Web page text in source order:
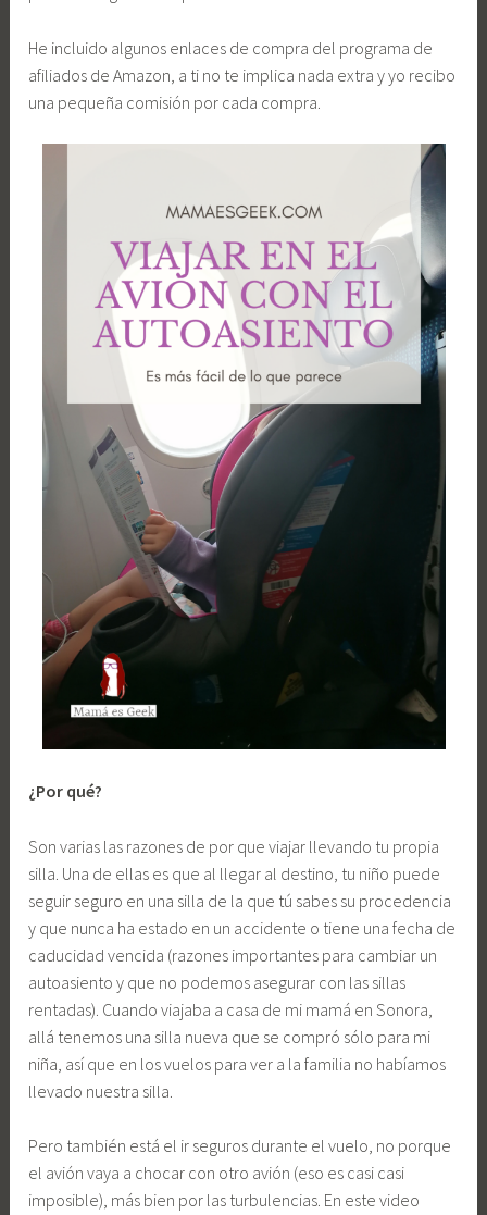
He incluido algunos enlaces de compra del programa de
afiliados de Amazon, a ti no te implica nada extra y yo recibo
una pequeña comisión por cada compra.
¿Por qué?
Son varias las razones de por que viajar llevando tu propia
silla. Una de ellas es que al llegar al destino, tu niño puede
seguir seguro en una silla de la que tú sabes su procedencia
y que nunca ha estado en un accidente o tiene una fecha de
caducidad vencida (razones importantes para cambiar un
autoasiento y que no podemos asegurar con las sillas
rentadas). Cuando viajaba a casa de mi mamá en Sonora,
allá tenemos una silla nueva que se compró sólo para mi
niña, así que en los vuelos para ver a la familia no habíamos
llevado nuestra silla.
Pero también está el ir seguros durante el vuelo, no porque
el avión vaya a chocar con otro avión (eso es casi casi
imposible), más bien por las turbulencias. En este video